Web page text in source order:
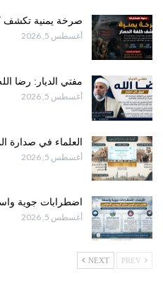
صرخة يمنية تكشف
أغسطس 5, 2026
مفتي الديار: رضا
أغسطس 5, 2026
العلماء في صدارة
أغسطس 5, 2026
اضطرابات جوية
أغسطس 5, 2026
NEXT